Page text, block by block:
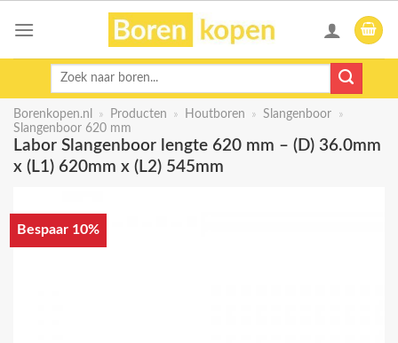
Zoeken
Borenkopen.nl » Producten » Houtboren » Slangenboor
»
Slangenboor 620 mm
Labor Slangenboor lengte 620 mm – (D) 36.0mm
x (L1) 620mm x (L2) 545mm
Bespaar 10%